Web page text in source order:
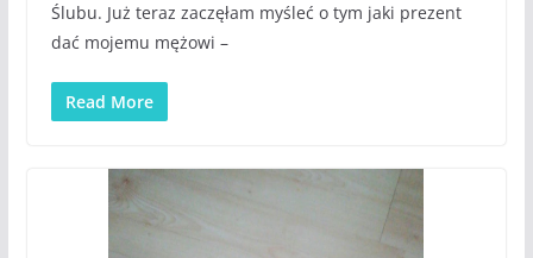
Ślubu. Już teraz zaczęłam myśleć o tym jaki prezent
dać mojemu mężowi –
Read More